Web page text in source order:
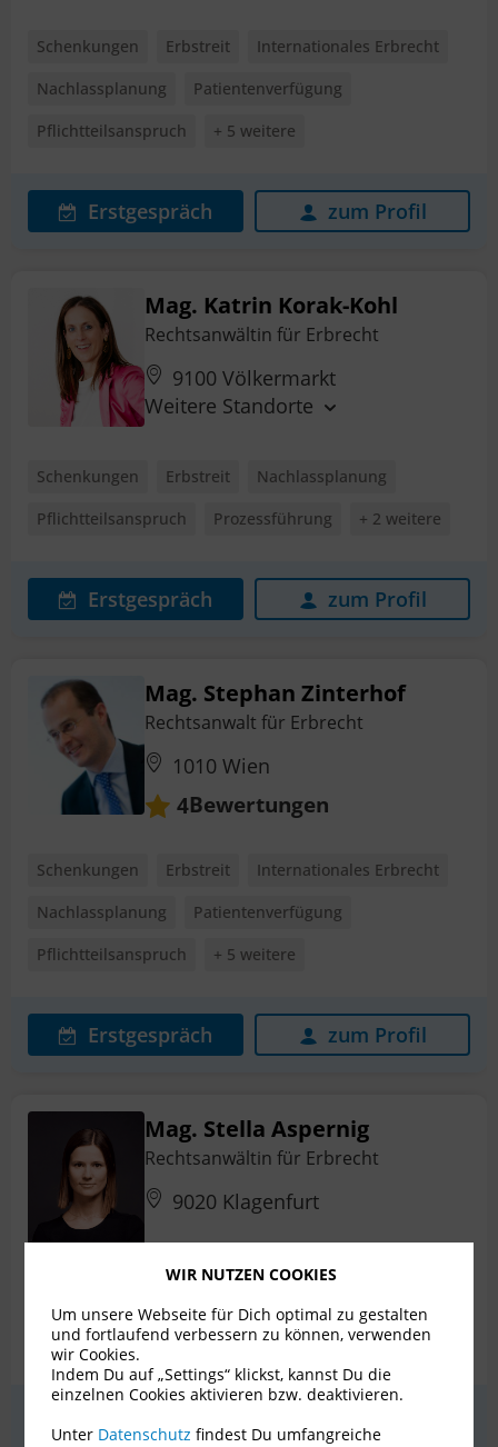
Schenkungen Erbstreit
Internationales Erbrecht
Nachlassplanung
Patientenverfügung
Pflichtteilsanspruch
+ 5 weitere
Erstgespräch zum Profil
Mag. Katrin Korak-Kohl
Rechtsanwältin für Erbrecht
9100 Völkermarkt
Weitere Standorte
Schenkungen Erbstreit
Nachlassplanung
Pflichtteilsanspruch
Prozessführung + 2 weitere
Erstgespräch zum Profil
Mag. Stephan Zinterhof
Rechtsanwalt für Erbrecht
1010 Wien
4Bewertungen
Schenkungen Erbstreit
Internationales Erbrecht
Nachlassplanung
Patientenverfügung
Pflichtteilsanspruch
+ 5 weitere
Erstgespräch zum Profil
Mag. Stella Aspernig
Rechtsanwältin für Erbrecht
9020 Klagenfurt
Pflichtteilsanspruch
Prozessführung + 3 weitere
Erstgespräch zum Profil
WIR NUTZEN COOKIES
Um unsere Webseite für Dich optimal zu gestalten
und fortlaufend verbessern zu können, verwenden
wir Cookies.
Indem Du auf „Settings“ klickst, kannst Du die
einzelnen Cookies aktivieren bzw. deaktivieren.
Unter Datenschutz findest Du umfangreiche